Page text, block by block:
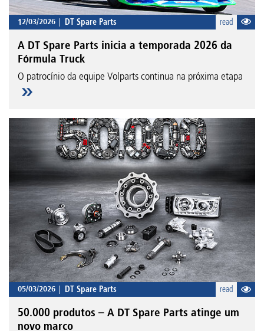
12/03/2026 DT Spare Parts read
A DT Spare Parts inicia a temporada 2026 da
Fórmula Truck
O patrocínio da equipe Volparts continua na próxima etapa
05/03/2026 DT Spare Parts read
50.000 produtos – A DT Spare Parts atinge um
novo marco